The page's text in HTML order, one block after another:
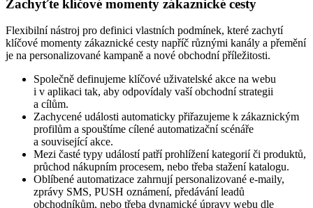
Zachyťte klíčové momenty zákaznické cesty
Flexibilní nástroj pro definici vlastních podmínek, které zachytí
klíčové momenty zákaznické cesty napříč různými kanály a přemění
je na personalizované kampaně a nové obchodní příležitosti.
Společně definujeme klíčové uživatelské akce na webu
i v aplikaci tak, aby odpovídaly vaší obchodní strategii
a cílům.
Zachycené události automaticky přiřazujeme k zákaznickým
profilům a spouštíme cílené automatizační scénáře
a související akce.
Mezi časté typy událostí patří prohlížení kategorií či produktů,
průchod nákupním procesem, nebo třeba stažení katalogu.
Oblíbené automatizace zahrnují personalizované e-maily,
zprávy SMS, PUSH oznámení, předávání leadů
obchodníkům, nebo třeba dynamické úpravy webu dle